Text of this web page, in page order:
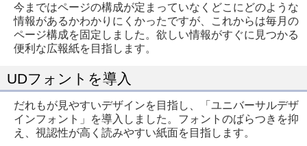
今まではページの構成が定まっていなくどこにどのような
情報があるかわかりにくかったですが、これからは毎月の
ページ構成を固定しました。欲しい情報がすぐに見つかる
便利な広報紙を目指します。
UDフォントを導入
だれもが見やすいデザインを目指し、「ユニバーサルデザ
インフォント」を導入しました。フォントのばらつきを抑
え、視認性が高く読みやすい紙面を目指します。